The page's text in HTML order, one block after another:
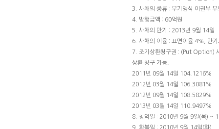
3. 사채의 종류 : 무기명식 이권부
4. 발행금액 : 60억원
5. 사채의 만기 : 2013년 9월 14일
6. 사채의 이율 : 표면이율 4%, 만
7. 조기상환청구권 : (Put Option)
상환 청구 가능.
2011년 09월 14일 104.1216%
2012년 03월 14일 106.3081%
2012년 09월 14일 108.5829%
2013년 03월 14일 110.9497%
8. 청약일 : 2010년 9월 9일(목) ~
9. 환불일 : 2010년 9월 14일(화)